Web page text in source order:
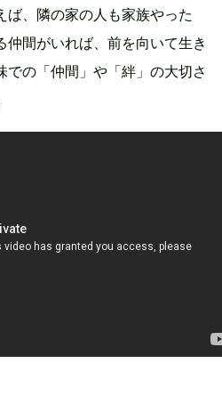
ば、隣の家の人も家族やった
仲間がいれば、前を向いて生き
の「仲間」や「絆」の大切さ